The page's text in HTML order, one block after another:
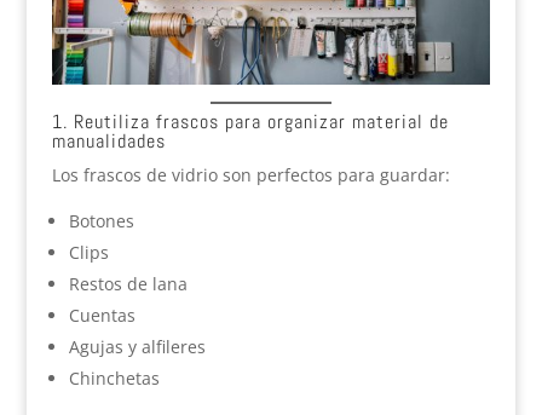
1. Reutiliza frascos para organizar material de
manualidades
Los frascos de vidrio son perfectos para guardar:
Botones
Clips
Restos de lana
Cuentas
Agujas y alfileres
Chinchetas